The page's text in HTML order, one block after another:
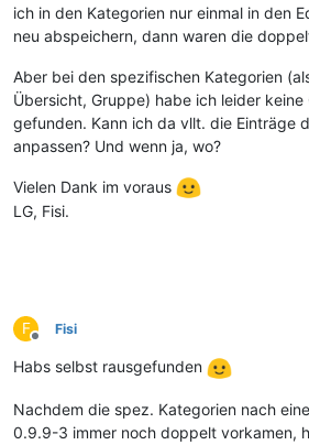
ich in den Kategorien nur einmal in den
neu abspeichern, dann waren die
Aber bei den spezifischen Kategorien
Übersicht, Gruppe) habe ich leider
gefunden. Kann ich da vllt. die Einträge
anpassen? Und wenn ja, wo?
Vielen Dank im voraus
LG, Fisi.
F
Offline
Fisi
Habs selbst rausgefunden
Nachdem die spez. Kategorien nach
0.9.9-3 immer noch doppelt vorkamen,